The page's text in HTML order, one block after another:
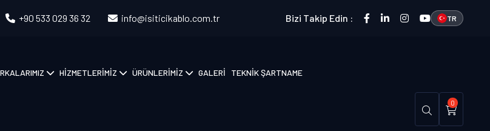
+90 533 029 36 32 info@isiticikablo.com.tr Bizi Takip Edin : TR
HİZMETLERİMİZ ÜRÜNLERİMİZ GALERI TEKNİK ŞARTNAME
0